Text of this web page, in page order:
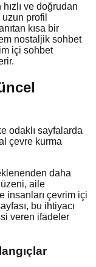
ve doğrudan
profil
kısa bir
nostaljik sohbet
içi sohbet
odaklı sayfalarda
çevre kurma
daha
aile
insanları çevrim içi
bu ihtiyacı
veren ifadeler